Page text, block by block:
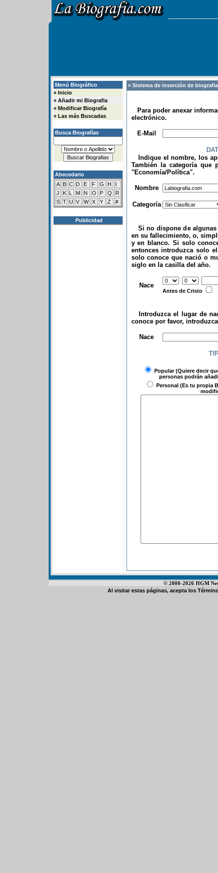
Menú Biográfico
» Inicio
» Añadir mi Biografia
» Modificar Biografía
» Las más Buscadas
Busca Biografías
Abecedario
A B C D E F G H
I
J
K L M N O P Q
R
S T U V W X Y Z #
Publicidad
» Sistema de inserción de
Para poder anexar
electrónico.
E-Mail
Indique el nombre, los
También la categoría que
"Economía/Política".
Nombre
Categoría
Si no dispone de algunas
en su fallecimiento, o,
y en blanco. Si solo
entonces introduzca solo
solo conoce que nació o
siglo en la casilla del año.
Nace
Antes de Cristo
Introduzca el lugar de
conoce por favor,
Nace
Popular(Quiere decir
personas podrán
Personal (Es tu propia
© 2000-2026 HGM
Al visitar estas páginas, acepta los